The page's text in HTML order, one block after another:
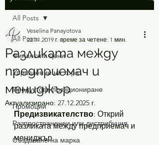
All Posts
Финанси и цени
Управление на хора
Продуктово позициониране
Промоции
Разпространенеи или дистрибуция
Създаване на марка
All Posts
Разликата между
предприемач и
мениджър
Veselina Panayotova
22.11.2019 г. време за четене: 1 мин.
Актуализирано: 27.12.2025 г.
Предизвикателство: Открий
разликата между предприемач и
мениджър.